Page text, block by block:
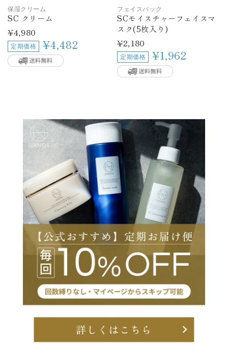
保湿クリーム
SC クリーム
通
常
価
格
¥4,980
定期価格 ¥4,482
フェイスパック
SCモイスチャーフェイスマ
スク(5枚入り)
通
常
価
格
¥2,180
定期価格 ¥1,962